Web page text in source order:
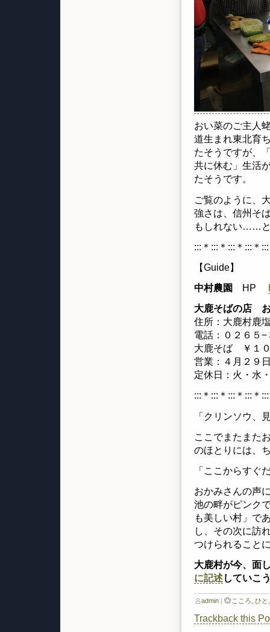
おい菜のご主人
道生まれ東北育
たそうですが、
共に休む」生活
たそうです。
ご覧のように、
強さは、信州そ
もしれない……
:::＊:::＊:::＊:::＊
【Guide】
中村農園
HP
大鹿そばの店
住所：大鹿村鹿
電話：０２６５
大鹿そば ￥１
営業：４月２９
定休日：火・水
:::＊:::＊:::＊:::＊
「クリンソウ、
ここでまたまた
のほとりには、
「ここからすぐ
おかみさんの声
池の畔がピンク
も美しい村」で
し、その次に訪
つけられること
大鹿村が今、面
に記述していこ
admin | こころ ,ひと
Trackback this